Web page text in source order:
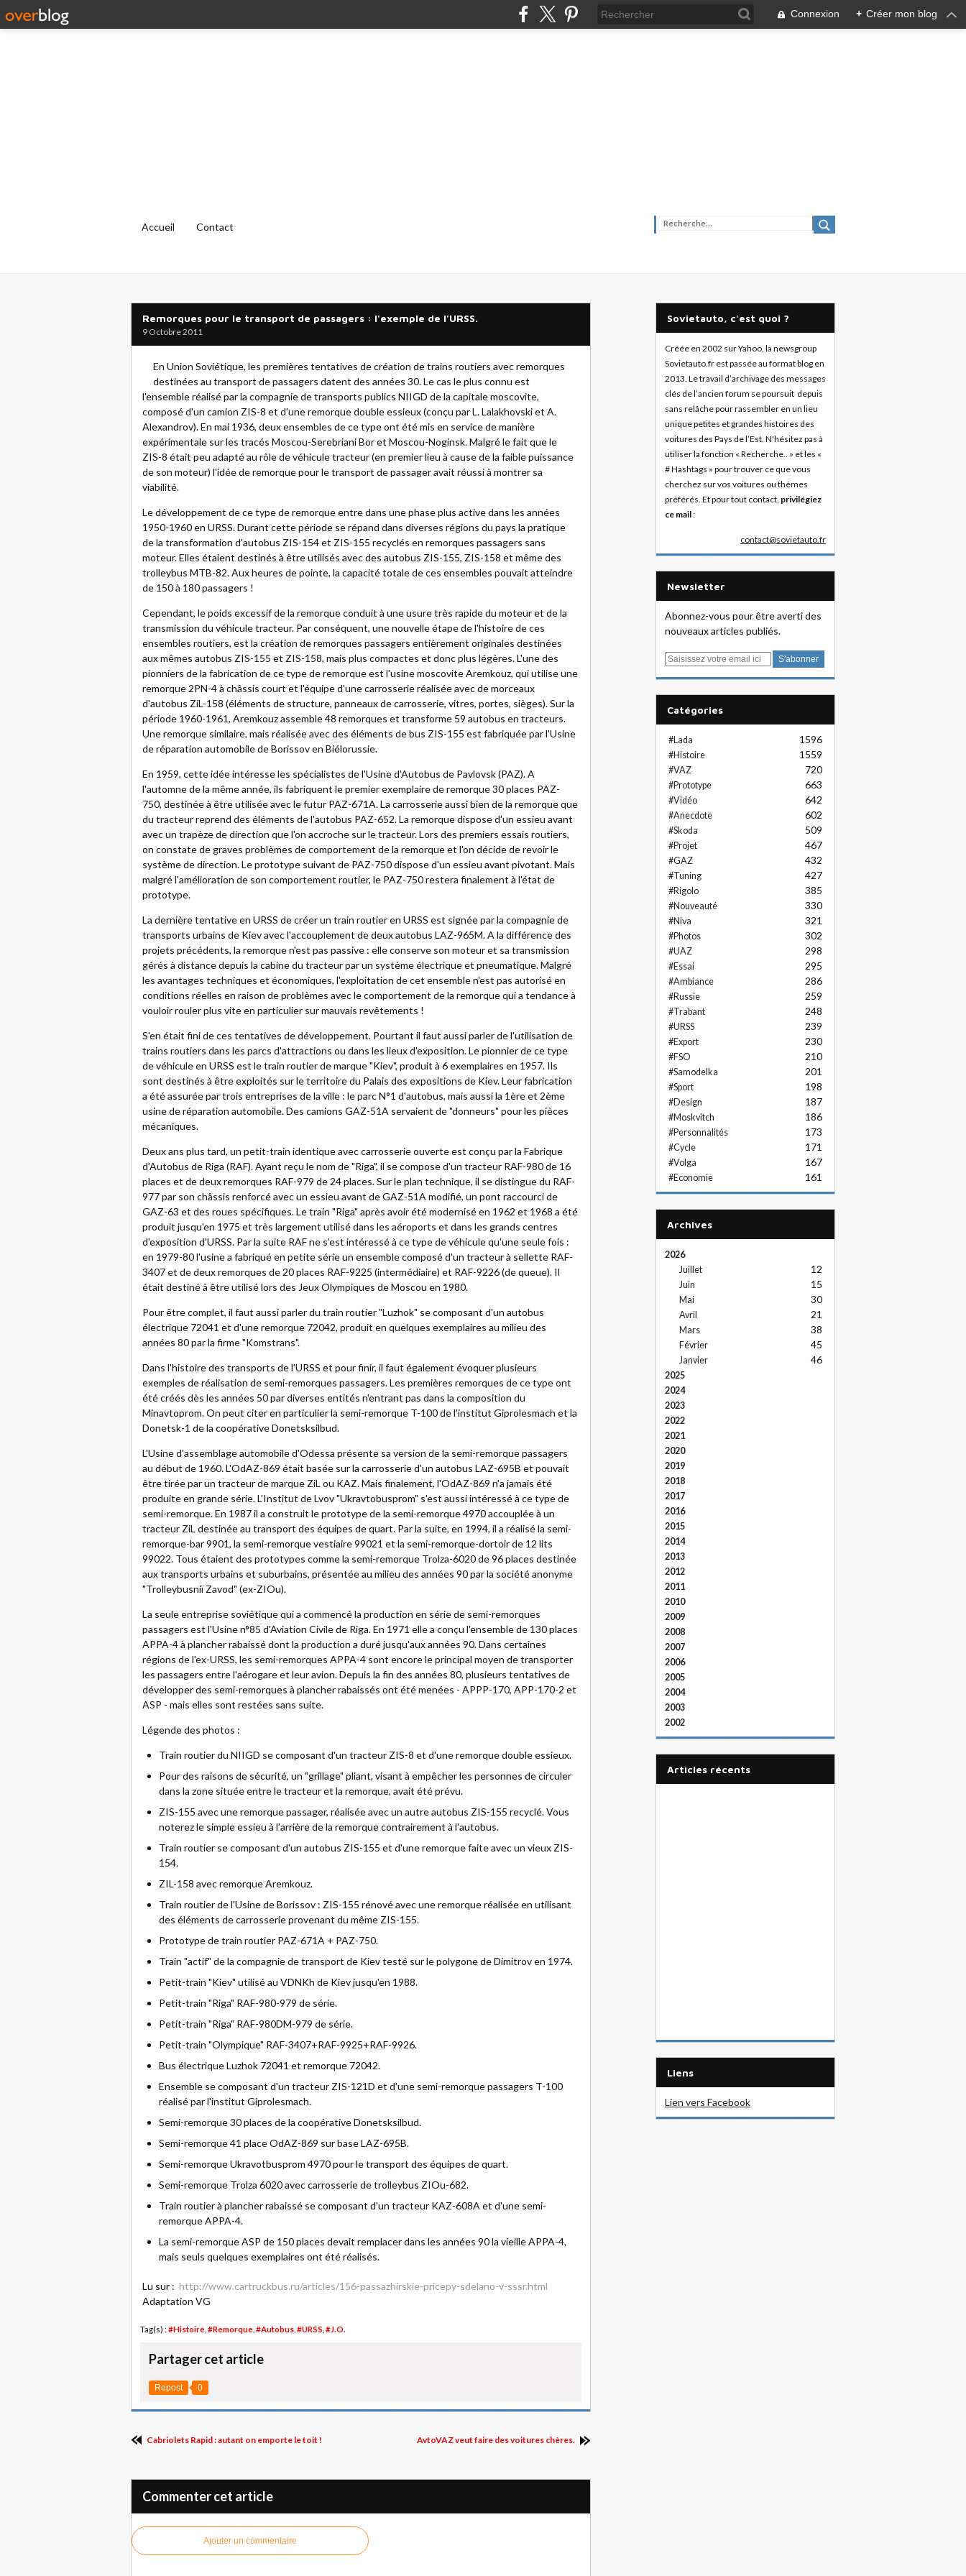
Connexion + Créer mon blog
Accueil Contact
Remorques pour le transport de passagers : l'exemple de l'URSS.
9 Octobre 2011
En Union Soviétique, les premières tentatives de création de trains routiers avec remorques
destinées au transport de passagers datent des années 30. Le cas le plus connu est
l'ensemble réalisé par la compagnie de transports publics NIIGD de la capitale moscovite,
composé d'un camion ZIS-8 et d'une remorque double essieux (conçu par L. Lalakhovski et A.
Alexandrov). En mai 1936, deux ensembles de ce type ont été mis en service de manière
expérimentale sur les tracés Moscou-Serebriani Bor et Moscou-Noginsk. Malgré le fait que le
ZIS-8 était peu adapté au rôle de véhicule tracteur (en premier lieu à cause de la faible puissance
de son moteur) l'idée de remorque pour le transport de passager avait réussi à montrer sa
viabilité.
Le développement de ce type de remorque entre dans une phase plus active dans les années
1950-1960 en URSS. Durant cette période se répand dans diverses régions du pays la pratique
de la transformation d'autobus ZIS-154 et ZIS-155 recyclés en remorques passagers sans
moteur. Elles étaient destinés à être utilisés avec des autobus ZIS-155, ZIS-158 et même des
trolleybus MTB-82. Aux heures de pointe, la capacité totale de ces ensembles pouvait atteindre
de 150 à 180 passagers !
Cependant, le poids excessif de la remorque conduit à une usure très rapide du moteur et de la
transmission du véhicule tracteur. Par conséquent, une nouvelle étape de l'histoire de ces
ensembles routiers, est la création de remorques passagers entièrement originales destinées
aux mêmes autobus ZIS-155 et ZIS-158, mais plus compactes et donc plus légères. L'une des
pionniers de la fabrication de ce type de remorque est l'usine moscovite Aremkouz, qui utilise une
remorque 2PN-4 à châssis court et l'équipe d'une carrosserie réalisée avec de morceaux
d'autobus ZiL-158 (éléments de structure, panneaux de carrosserie, vitres, portes, sièges). Sur la
période 1960-1961, Aremkouz assemble 48 remorques et transforme 59 autobus en tracteurs.
Une remorque similaire, mais réalisée avec des éléments de bus ZIS-155 est fabriquée par l'Usine
de réparation automobile de Borissov en Biélorussie.
En 1959, cette idée intéresse les spécialistes de l'Usine d'Autobus de Pavlovsk (PAZ). A
l'automne de la même année, ils fabriquent le premier exemplaire de remorque 30 places PAZ-
750, destinée à être utilisée avec le futur PAZ-671A. La carrosserie aussi bien de la remorque que
du tracteur reprend des éléments de l'autobus PAZ-652. La remorque dispose d'un essieu avant
avec un trapèze de direction que l'on accroche sur le tracteur. Lors des premiers essais routiers,
on constate de graves problèmes de comportement de la remorque et l'on décide de revoir le
système de direction. Le prototype suivant de PAZ-750 dispose d'un essieu avant pivotant. Mais
malgré l'amélioration de son comportement routier, le PAZ-750 restera finalement à l'état de
prototype.
La dernière tentative en URSS de créer un train routier en URSS est signée par la compagnie de
transports urbains de Kiev avec l'accouplement de deux autobus LAZ-965M. A la différence des
projets précédents, la remorque n'est pas passive : elle conserve son moteur et sa transmission
gérés à distance depuis la cabine du tracteur par un système électrique et pneumatique. Malgré
les avantages techniques et économiques, l'exploitation de cet ensemble n'est pas autorisé en
conditions réelles en raison de problèmes avec le comportement de la remorque qui a tendance à
vouloir rouler plus vite en particulier sur mauvais revêtements !
S'en était fini de ces tentatives de développement. Pourtant il faut aussi parler de l'utilisation de
trains routiers dans les parcs d'attractions ou dans les lieux d'exposition. Le pionnier de ce type
de véhicule en URSS est le train routier de marque "Kiev", produit à 6 exemplaires en 1957. Ils
sont destinés à être exploités sur le territoire du Palais des expositions de Kiev. Leur fabrication
a été assurée par trois entreprises de la ville : le parc N°1 d'autobus, mais aussi la 1ère et 2ème
usine de réparation automobile. Des camions GAZ-51A servaient de "donneurs" pour les pièces
mécaniques.
Deux ans plus tard, un petit-train identique avec carrosserie ouverte est conçu par la Fabrique
d'Autobus de Riga (RAF). Ayant reçu le nom de "Riga", il se compose d'un tracteur RAF-980 de 16
places et de deux remorques RAF-979 de 24 places. Sur le plan technique, il se distingue du RAF-
977 par son châssis renforcé avec un essieu avant de GAZ-51A modifié, un pont raccourci de
GAZ-63 et des roues spécifiques. Le train "Riga" après avoir été modernisé en 1962 et 1968 a été
produit jusqu'en 1975 et très largement utilisé dans les aéroports et dans les grands centres
d'exposition d'URSS. Par la suite RAF ne s'est intéressé à ce type de véhicule qu'une seule fois :
en 1979-80 l'usine a fabriqué en petite série un ensemble composé d'un tracteur à sellette RAF-
3407 et de deux remorques de 20 places RAF-9225 (intermédiaire) et RAF-9226 (de queue). Il
était destiné à être utilisé lors des Jeux Olympiques de Moscou en 1980.
Pour être complet, il faut aussi parler du train routier "Luzhok" se composant d'un autobus
électrique 72041 et d'une remorque 72042, produit en quelques exemplaires au milieu des
années 80 par la firme "Komstrans".
Dans l'histoire des transports de l'URSS et pour finir, il faut également évoquer plusieurs
exemples de réalisation de semi-remorques passagers. Les premières remorques de ce type ont
été créés dès les années 50 par diverses entités n'entrant pas dans la composition du
Minavtoprom. On peut citer en particulier la semi-remorque T-100 de l'institut Giprolesmach et la
Donetsk-1 de la coopérative Donetsksilbud.
L'Usine d'assemblage automobile d'Odessa présente sa version de la semi-remorque passagers
au début de 1960. L'OdAZ-869 était basée sur la carrosserie d'un autobus LAZ-695B et pouvait
être tirée par un tracteur de marque ZiL ou KAZ. Mais finalement, l'OdAZ-869 n'a jamais été
produite en grande série. L'Institut de Lvov "Ukravtobusprom" s'est aussi intéressé à ce type de
semi-remorque. En 1987 il a construit le prototype de la semi-remorque 4970 accouplée à un
tracteur ZiL destinée au transport des équipes de quart. Par la suite, en 1994, il a réalisé la semi-
remorque-bar 9901, la semi-remorque vestiaire 99021 et la semi-remorque-dortoir de 12 lits
99022. Tous étaient des prototypes comme la semi-remorque Trolza-6020 de 96 places destinée
aux transports urbains et suburbains, présentée au milieu des années 90 par la société anonyme
"Trolleybusniï Zavod" (ex-ZIOu).
La seule entreprise soviétique qui a commencé la production en série de semi-remorques
passagers est l'Usine n°85 d'Aviation Civile de Riga. En 1971 elle a conçu l'ensemble de 130 places
APPA-4 à plancher rabaissé dont la production a duré jusqu'aux années 90. Dans certaines
régions de l'ex-URSS, les semi-remorques APPA-4 sont encore le principal moyen de transporter
les passagers entre l'aérogare et leur avion. Depuis la fin des années 80, plusieurs tentatives de
développer des semi-remorques à plancher rabaissés ont été menées - APPP-170, APP-170-2 et
ASP - mais elles sont restées sans suite.
Légende des photos :
Train routier du NIIGD se composant d'un tracteur ZIS-8 et d'une remorque double essieux.
Pour des raisons de sécurité, un "grillage" pliant, visant à empêcher les personnes de circuler
dans la zone située entre le tracteur et la remorque, avait été prévu.
ZIS-155 avec une remorque passager, réalisée avec un autre autobus ZIS-155 recyclé. Vous
noterez le simple essieu à l'arrière de la remorque contrairement à l'autobus.
Train routier se composant d'un autobus ZIS-155 et d'une remorque faite avec un vieux ZIS-
154.
ZIL-158 avec remorque Aremkouz.
Train routier de l'Usine de Borissov : ZIS-155 rénové avec une remorque réalisée en utilisant
des éléments de carrosserie provenant du même ZIS-155.
Prototype de train routier PAZ-671A + PAZ-750.
Train "actif" de la compagnie de transport de Kiev testé sur le polygone de Dimitrov en 1974.
Petit-train "Kiev" utilisé au VDNKh de Kiev jusqu'en 1988.
Petit-train "Riga" RAF-980-979 de série.
Petit-train "Riga" RAF-980DM-979 de série.
Petit-train "Olympique" RAF-3407+RAF-9925+RAF-9926.
Bus électrique Luzhok 72041 et remorque 72042.
Ensemble se composant d'un tracteur ZIS-121D et d'une semi-remorque passagers T-100
réalisé par l'institut Giprolesmach.
Semi-remorque 30 places de la coopérative Donetsksilbud.
Semi-remorque 41 place OdAZ-869 sur base LAZ-695B.
Semi-remorque Ukravotbusprom 4970 pour le transport des équipes de quart.
Semi-remorque Trolza 6020 avec carrosserie de trolleybus ZIOu-682.
Train routier à plancher rabaissé se composant d'un tracteur KAZ-608A et d'une semi-
remorque APPA-4.
La semi-remorque ASP de 150 places devait remplacer dans les années 90 la vieille APPA-4,
mais seuls quelques exemplaires ont été réalisés.
Lu sur : http://www.cartruckbus.ru/articles/156-passazhirskie-pricepy-sdelano-v-sssr.html
Adaptation VG
Tag(s) : #Histoire #Remorque #Autobus #URSS #J.O.
Partager cet article
Repost 0
Cabriolets Rapid : autant on emporte le toit ! AvtoVAZ veut faire des voitures chères.
Commenter cet article
Ajouter un commentaire
Sovietauto, c'est quoi ?
Créée en 2002 sur Yahoo, la newsgroup
Sovietauto.fr est passée au format blog en
2013. Le travail d’archivage des messages
clés de l’ancien forum se poursuit depuis
sans relâche pour rassembler en un lieu
unique petites et grandes histoires des
voitures des Pays de l’Est. N'hésitez pas à
utiliser la fonction « Recherche.. » et les «
# Hashtags » pour trouver ce que vous
cherchez sur vos voitures ou thèmes
préférés. Et pour tout contact, privilégiez
ce mail:
contact@sovietauto.fr
Newsletter
Abonnez-vous pour être averti des
nouveaux articles publiés.
E
Catégories
#Lada 1596
#Histoire 1559
#VAZ 720
#Prototype 663
#Vidéo 642
#Anecdote 602
#Skoda 509
#Projet 467
#GAZ 432
#Tuning 427
#Rigolo 385
#Nouveauté 330
#Niva 321
#Photos 302
#UAZ 298
#Essai 295
#Ambiance 286
#Russie 259
#Trabant 248
#URSS 239
#Export 230
#FSO 210
#Samodelka 201
#Sport 198
#Design 187
#Moskvitch 186
#Personnalités 173
#Cycle 171
#Volga 167
#Economie 161
Archives
2026
Juillet
12
Juin 15
Mai 30
Avril 21
Mars 38
Février 45
Janvier 46
2025
2024
2023
2022
2021
2020
2019
2018
2017
2016
2015
2014
2013
2012
2011
2010
2009
2008
2007
2006
2005
2004
2003
2002
articles récents
Liens
Lien vers Facebook